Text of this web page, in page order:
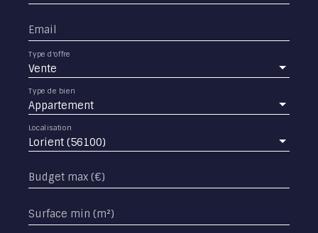
Email
Vente
Type d'offre
Appartement
Type de bien
Lorient (56100)
Localisation
Budget max (€)
Surface min (m²)